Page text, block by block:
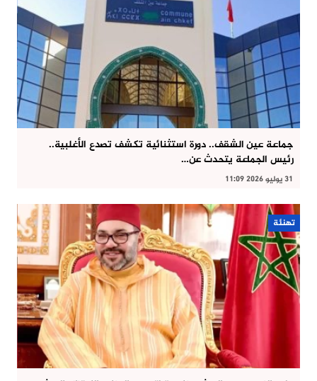
جماعة عين الشقف.. دورة استثنائية تكشف تصدع الأغلبية..
رئيس الجماعة يتحدث عن…
31 يوليو 2026 11:09
تهنئة